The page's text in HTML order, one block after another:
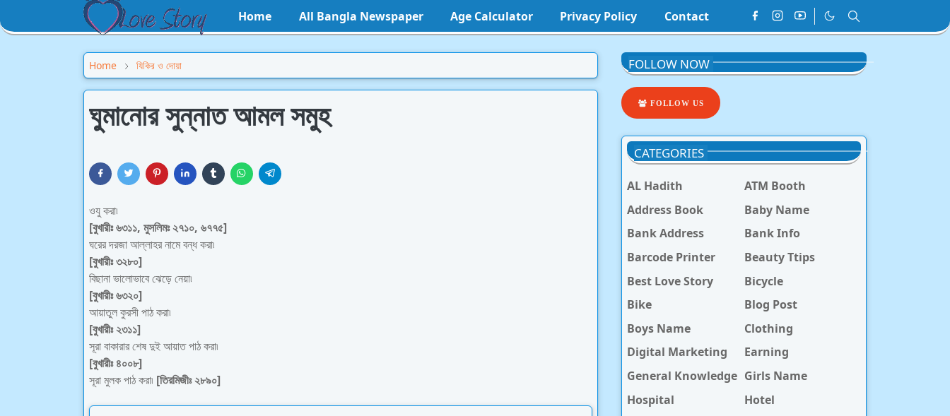
Home All Bangla Newspaper Age Calculator Privacy Policy Contact
Home যিকির ও দোয়া
ঘুমানোর সুন্নাত আমল সমুহ
ওযু করা৷
[বুখারীঃ ৬৩১১, মুসলিমঃ ২৭১০, ৬৭৭৫]
ঘরের দরজা আল্লাহর নামে বন্ধ করা৷
[বুখারীঃ ৩২৮০]
বিছানা ভালোভাবে ঝেড়ে নেয়া৷
[বুখারীঃ ৬৩২০]
আয়াতুল কুরসী পাঠ করা৷
[বুখারীঃ ২৩১১]
সূরা বাকারার শেষ দুই আয়াত পাঠ করা৷
[বুখারীঃ ৪০০৮]
সূরা মুলক পাঠ করা৷ [তিরমিজীঃ ২৮৯০]
FOLLOW NOW
FOLLOW US
CATEGORIES
AL Hadith
ATM Booth
Address Book
Baby Name
Bank Address
Bank Info
Barcode Printer
Beauty Ttips
Best Love Story
Bicycle
Bike
Blog Post
Boys Name
Clothing
Digital Marketing
Earning
General Knowledge Girls Name
Hospital
Hotel